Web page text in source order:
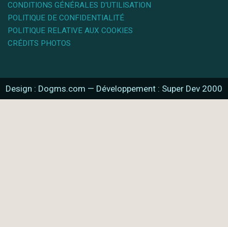
CONDITIONS GÉNÉRALES D'UTILISATION
POLITIQUE DE CONFIDENTIALITÉ
POLITIQUE RELATIVE AUX COOKIES
CRÉDITS PHOTOS
Design : Dogms.com — Développement : Super Dev 2000